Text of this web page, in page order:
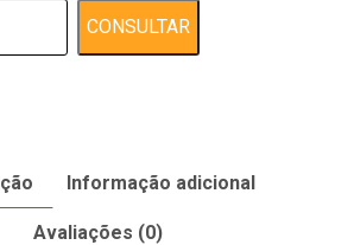
CONSULTAR
Informação adicional
Avaliações (0)